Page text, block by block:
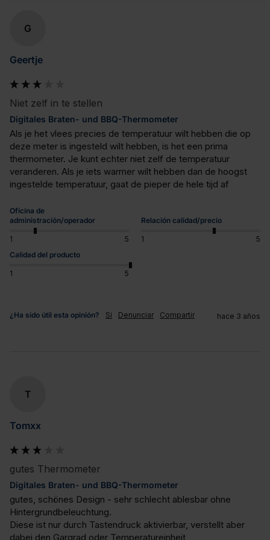
G
Geertje
Niet zelf in te stellen
Digitales Braten- und BBQ-Thermometer
Als je het vlees precies de temperatuur wilt hebben die op
deze meter is ingesteld wilt hebben, is het een prima
thermometer. Je kunt echter niet zelf de temperatuur
veranderen. Als je iets warmer wilt hebben dan de hoogst
ingestelde temperatuur, gaat de pieper de hele tijd af
Oficina de
administración/operador
1 5
Relación calidad/precio
1
5
Calidad del producto
1 5
¿Ha sido útil esta opinión? Sí Denunciar Compartir hace 3 años
T
Tomxx
gutes Thermometer
Digitales Braten- und BBQ-Thermometer
gutes, schönes Design - sehr schlecht ablesbar ohne
Hintergrundbeleuchtung.
Diese ist nur durch Tastendruck aktivierbar, verstellt aber
dabei den Gargrad oder Temperatureinheit